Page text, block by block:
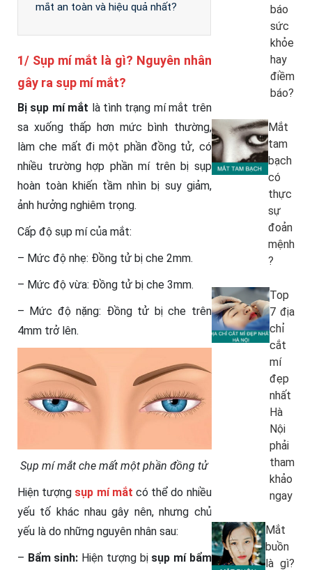
mắt an toàn và hiệu quả nhất?
1/ Sụp mí mắt là gì? Nguyên nhân
gây ra sụp mí mắt?
Bị sụp mí mắt là tình trạng mí mắt trên
sa xuống thấp hơn mức bình thường,
làm che mất đi một phần đồng tử, có
nhiều trường hợp phần mí trên bị sụp
hoàn toàn khiến tầm nhìn bị suy giảm,
ảnh hưởng nghiêm trọng.
Cấp độ sụp mí của mắt:
– Mức độ nhẹ: Đồng tử bị che 2mm.
– Mức độ vừa: Đồng tử bị che 3mm.
– Mức độ nặng: Đồng tử bị che trên
4mm trở lên.
Sụp mí mắt che mất một phần đồng tử
Hiện tượng sụp mí mắt có thể do nhiều
yếu tố khác nhau gây nên, nhưng chủ
yếu là do những nguyên nhân sau:
– Bẩm sinh: Hiện tượng bị sụp mí bẩm
báo
sức
khỏe
hay
điềm
báo?
Mắt
tam
bạch
có
thực
sự
đoản
mệnh
?
Top
7 địa
chỉ
cắt
mí
đẹp
nhất
Hà
Nội
phải
tham
khảo
ngay
Mắt
buồn
là gì?